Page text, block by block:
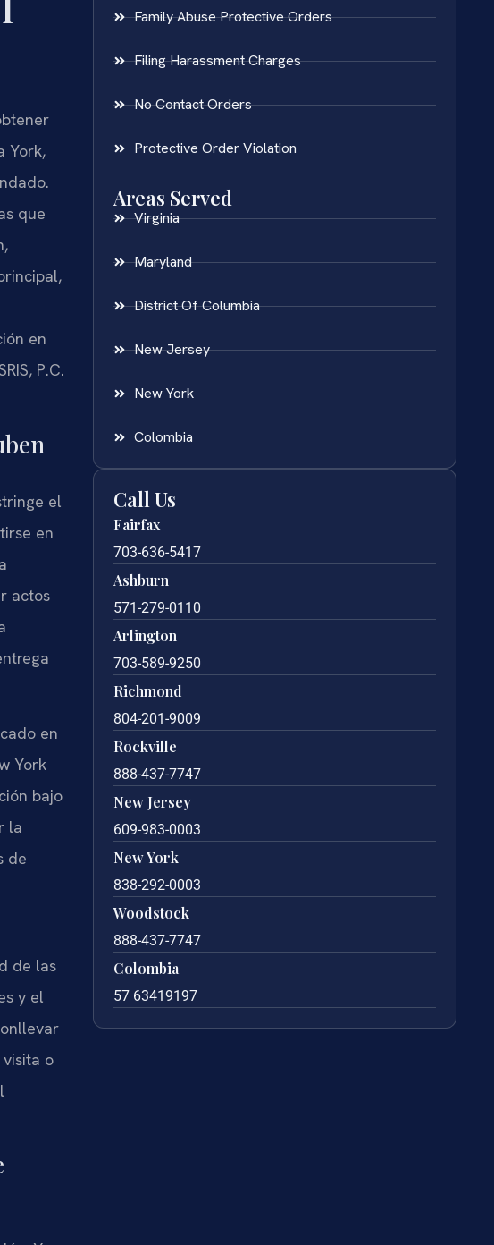
York,
que
en
P.C.
el
en
actos
en
York
bajo
la
de
de las
y el
o
Family Abuse Protective Orders
Filing Harassment Charges
No Contact Orders
Protective Order Violation
Areas Served
Virginia
Maryland
District Of Columbia
New Jersey
New York
Colombia
Call Us
Fairfax
703-636-5417
Ashburn
571-279-0110
Arlington
703-589-9250
Richmond
804-201-9009
Rockville
888-437-7747
New Jersey
609-983-0003
New York
838-292-0003
Woodstock
888-437-7747
Colombia
57 63419197